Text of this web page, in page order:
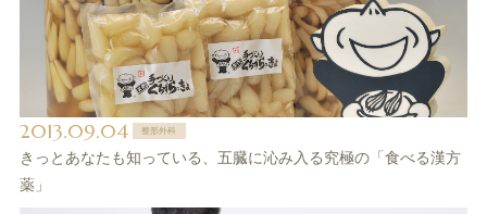
2013.09.04 整形外科
きっとあなたも知っている、五臓に沁み入る究極の「食べる漢方
薬」